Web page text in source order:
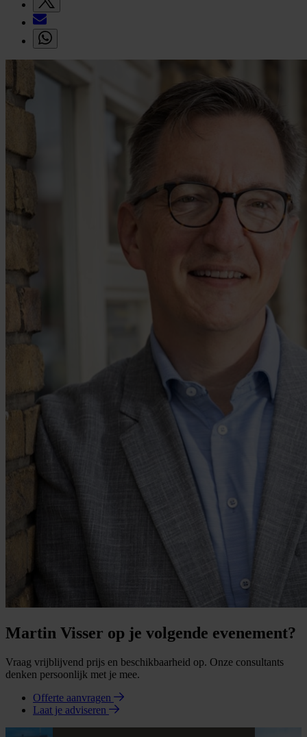
Martin Visser op je volgende evenement?
Vraag vrijblijvend prijs en beschikbaarheid op. Onze consultants
denken persoonlijk met je mee.
Offerte aanvragen
Laat je adviseren